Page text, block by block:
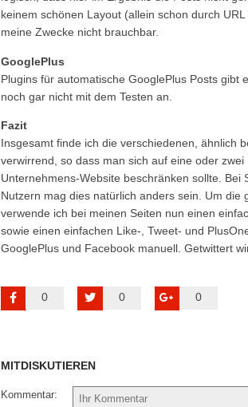
keinem schönen Layout (allein schon durch
meine Zwecke nicht brauchbar.
GooglePlus
Plugins für automatische GooglePlus Posts
noch gar nicht mit dem Testen an.
Fazit
Insgesamt finde ich die verschiedenen, ähnlich
verwirrend, so dass man sich auf eine oder
Unternehmens-Website beschränken sollte.
Nutzern mag dies natürlich anders sein. Um die
verwende ich bei meinen Seiten nun einen
sowie einen einfachen Like-, Tweet- und
GooglePlus und Facebook manuell. Getwittert
0 0 0
MITDISKUTIEREN
Kommentar